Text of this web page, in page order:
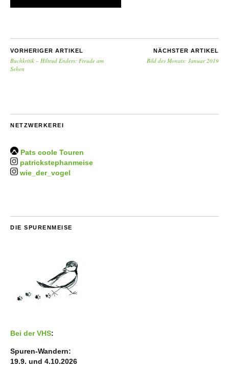
VORHERIGER ARTIKEL
Buchkritik – Hiltrud Enders: Freude am
Sehen
NÄCHSTER ARTIKEL
Bild des Monats: Januar 2019
NETZWERKEREI
Pats coole Touren
patrickstephanmeise
wie_der_vogel
DIE SPURENMEISE
Bei der VHS:
Spuren-Wandern:
19.9. und 4.10.2026